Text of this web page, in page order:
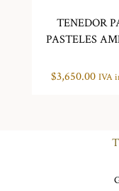
TENEDOR
PASTELES
$3,650.00 IVA